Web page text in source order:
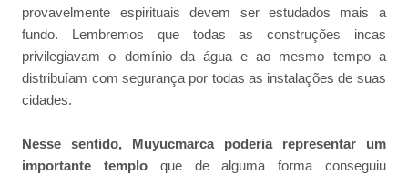
provavelmente espirituais devem ser estudados mais a
fundo. Lembremos que todas as construções incas
privilegiavam o domínio da água e ao mesmo tempo a
distribuíam com segurança por todas as instalações de suas
cidades.
Nesse sentido, Muyucmarca poderia representar um
importante templo que de alguma forma conseguiu